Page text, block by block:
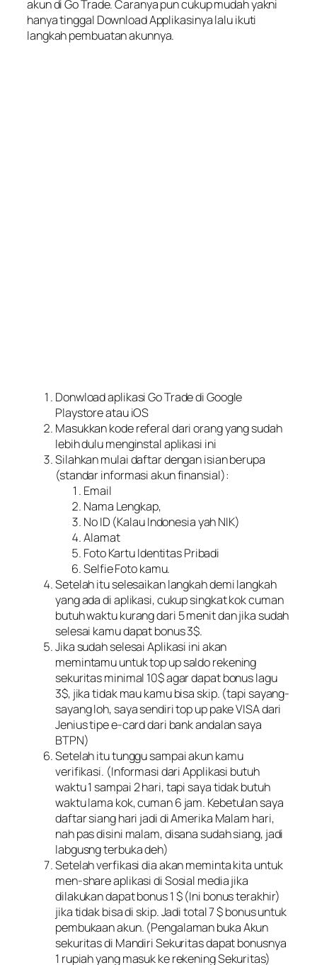
akun di Go Trade. Caranya pun cukup mudah yakni
hanya tinggal Download Applikasinya lalu ikuti
langkah pembuatan akunnya.
Donwload aplikasi Go Trade di Google
Playstore atau iOS
Masukkan kode referal dari orang yang sudah
lebih dulu menginstal aplikasi ini
Silahkan mulai daftar dengan isian berupa
(standar informasi akun finansial):
Email
Nama Lengkap,
No ID (Kalau Indonesia yah NIK)
Alamat
Foto Kartu Identitas Pribadi
Selfie Foto kamu.
Setelah itu selesaikan langkah demi langkah
yang ada di aplikasi, cukup singkat kok cuman
butuh waktu kurang dari 5 menit dan jika sudah
selesai kamu dapat bonus 3$.
Jika sudah selesai Aplikasi ini akan
memintamu untuk top up saldo rekening
sekuritas minimal 10$ agar dapat bonus lagu
3$, jika tidak mau kamu bisa skip. (tapi sayang-
sayang loh, saya sendiri top up pake VISA dari
Jenius tipe e-card dari bank andalan saya
BTPN)
Setelah itu tunggu sampai akun kamu
verifikasi. (Informasi dari Applikasi butuh
waktu 1 sampai 2 hari, tapi saya tidak butuh
waktu lama kok, cuman 6 jam. Kebetulan saya
daftar siang hari jadi di Amerika Malam hari,
nah pas disini malam, disana sudah siang, jadi
labgusng terbuka deh)
Setelah verfikasi dia akan meminta kita untuk
men-share aplikasi di Sosial media jika
dilakukan dapat bonus 1 $ (Ini bonus terakhir)
jika tidak bisa di skip. Jadi total 7 $ bonus untuk
pembukaan akun. (Pengalaman buka Akun
sekuritas di Mandiri Sekuritas dapat bonusnya
1 rupiah yang masuk ke rekening Sekuritas)